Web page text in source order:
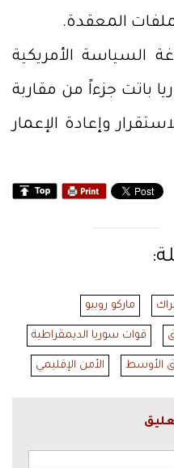
المعقدة.
السياسة الأمريكية
باتت جزءاً من مقاربة
وإعادة الإعمار
ماركو روبيو
قوات سوريا الديمقراطية
الأوسط الأمن الإقليمي